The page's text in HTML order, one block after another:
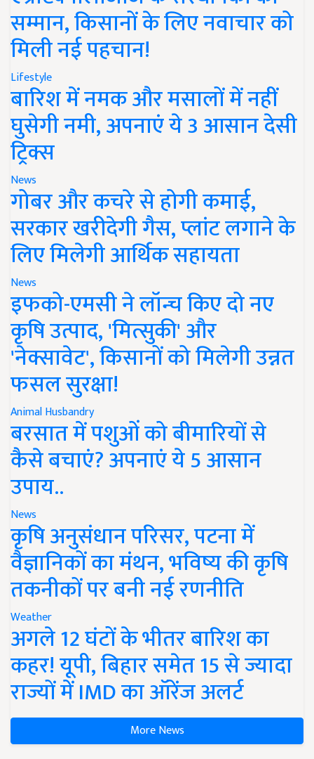
सम्मान, किसानों के लिए नवाचार को
मिली नई पहचान!
Lifestyle
बारिश में नमक और मसालों में नहीं
घुसेगी नमी, अपनाएं ये 3 आसान देसी
ट्रिक्स
News
गोबर और कचरे से होगी कमाई,
सरकार खरीदेगी गैस, प्लांट लगाने के
लिए मिलेगी आर्थिक सहायता
News
इफको-एमसी ने लॉन्च किए दो नए
कृषि उत्पाद, 'मित्सुकी' और
'नेक्सावेट', किसानों को मिलेगी उन्नत
फसल सुरक्षा!
Animal Husbandry
बरसात में पशुओं को बीमारियों से
कैसे बचाएं? अपनाएं ये 5 आसान
उपाय..
News
कृषि अनुसंधान परिसर, पटना में
वैज्ञानिकों का मंथन, भविष्य की कृषि
तकनीकों पर बनी नई रणनीति
Weather
अगले 12 घंटों के भीतर बारिश का
कहर! यूपी, बिहार समेत 15 से ज्यादा
राज्यों में IMD का ऑरेंज अलर्ट
More News